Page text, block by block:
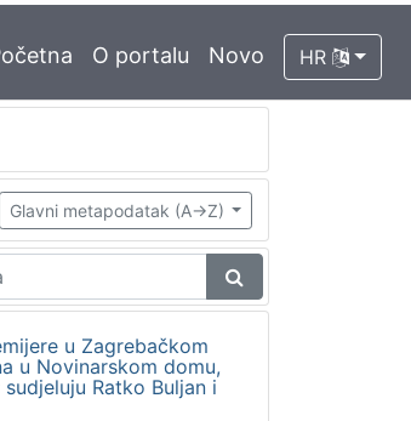
O portalu Novo HR
Glavni metapodatak (A->Z)
u Zagrebačkom
u Novinarskom domu,
Ratko Buljan i